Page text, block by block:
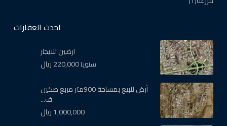
احدث العقارات
ارضين للايجار
سنويا220,000 ريال
أرض للبيع بمساحة 900متر مربع صكين
ف...
1,000,000 ريال